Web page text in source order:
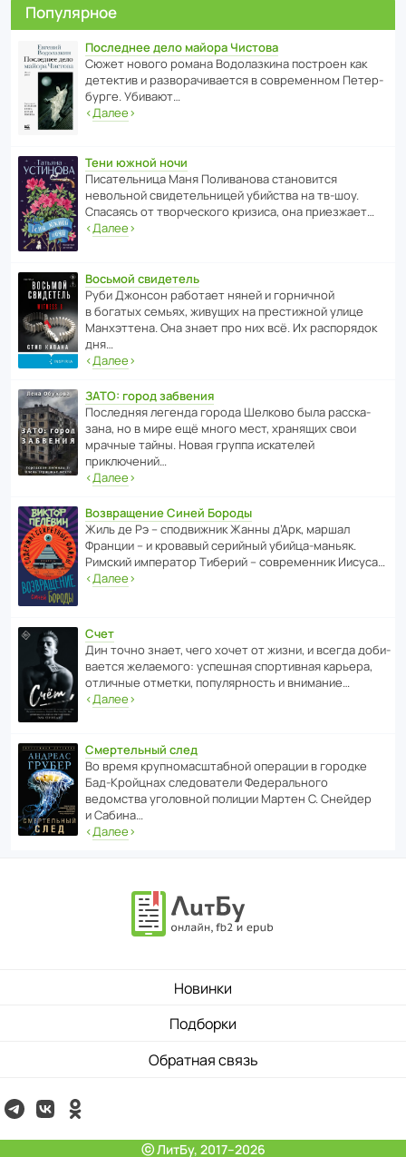
Популярное
Последнее дело майора Чистова
Сюжет нового романа Водо­ла­з­кина пост­роен как
дете­ктив и разво­ра­чи­ва­ется в совре­менном Пете­р­
бурге. Убивают…
‹Далее›
Тени южной ночи
Писа­тель­ница Маня Поли­ва­нова стано­вится
невольной свиде­тель­ницей убийства на тв-шоу.
Спасаясь от твор­че­с­кого кризиса, она приезжает…
‹Далее›
Восьмой свидетель
Руби Джонсон рабо­тает няней и горни­чной
в богатых семьях, живущих на прес­ти­жной улице
Манх­эт­тена. Она знает про них всё. Их распо­рядок
дня…
‹Далее›
ЗАТО: город забвения
После­дняя легенда города Шелково была расска­
зана, но в мире ещё много мест, хранящих свои
мрачные тайны. Новая группа иска­телей
приключений…
‹Далее›
Возвращение Синей Бороды
Жиль де Рэ – спод­ви­жник Жанны д’Арк, маршал
Франции – и кровавый серийный убийца-маньяк.
Римский импе­ратор Тиберий – совре­менник Иисуса…
‹Далее›
Счет
Дин точно знает, чего хочет от жизни, и всегда доби­
ва­ется жела­е­мого: успе­шная спор­ти­вная карьера,
отли­чные отметки, попу­ля­р­ность и внимание…
‹Далее›
Смертельный след
Во время круп­но­мас­ш­та­бной операции в городке
Бад‑Крой­цнах следо­ва­тели Феде­раль­ного
ведомства уголо­вной полиции Мартен С. Снейдер
и Сабина…
‹Далее›
Новинки
Подборки
Обратная связь
ⓒ ЛитБу, 2017–2026